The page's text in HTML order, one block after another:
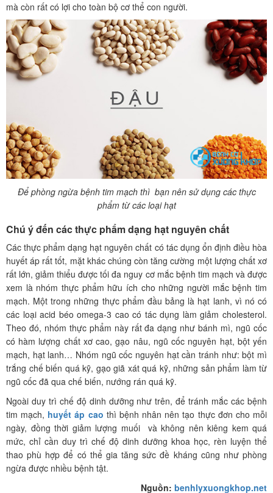
mà còn rất có lợi cho toàn bộ cơ thể con người.
Để phòng ngừa bệnh tim mạch thì bạn nên sử dụng các thực
phẩm từ các loại hạt
Chú ý đến các thực phẩm dạng hạt nguyên chất
Các thực phẩm dạng hạt nguyên chất có tác dụng ổn định điều hòa
huyết áp rất tốt, mặt khác chúng còn tăng cường một lượng chất xơ
rất lớn, giảm thiểu được tối đa nguy cơ mắc bệnh tim mạch và được
xem là nhóm thực phẩm hữu ích cho những người mắc bệnh tim
mạch. Một trong những thực phẩm đầu bảng là hạt lanh, vì nó có
các loại acid béo omega-3 cao có tác dụng làm giảm cholesterol.
Theo đó, nhóm thực phẩm này rất đa dạng như bánh mì, ngũ cốc
có hàm lượng chất xơ cao, gạo nâu, ngũ cốc nguyên hạt, bột yến
mạch, hạt lanh… Nhóm ngũ cốc nguyên hạt cần tránh như: bột mì
trắng chế biến quá kỹ, gạo giã xát quá kỹ, những sản phẩm làm từ
ngũ cốc đã qua chế biến, nướng rán quá kỹ.
Ngoài duy trì chế độ dinh dưỡng như trên, để tránh mắc các bệnh
tim mạch, huyết áp cao thì bệnh nhân nên tạo thực đơn cho mỗi
ngày, đồng thời giảm lượng muối và không nên kiêng kem quá
mức, chỉ cần duy trì chế độ dinh dưỡng khoa học, rèn luyện thể
thao phù hợp để có thể gia tăng sức đề kháng cũng như phòng
ngừa được nhiều bệnh tật.
Nguồn: benhlyxuongkhop.net